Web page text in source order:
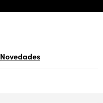
Novedades